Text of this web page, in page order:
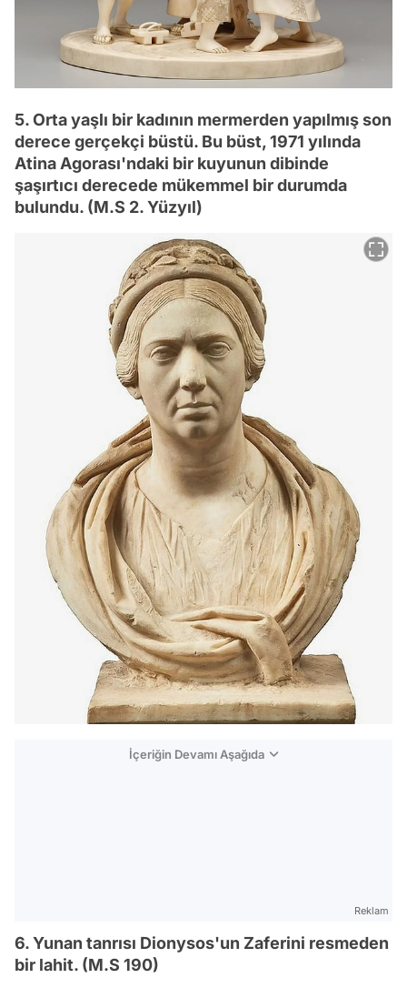
5. Orta yaşlı bir kadının mermerden yapılmış son
derece gerçekçi büstü. Bu büst, 1971 yılında
Atina Agorası'ndaki bir kuyunun dibinde
şaşırtıcı derecede mükemmel bir durumda
bulundu. (M.S 2. Yüzyıl)
İçeriğin Devamı Aşağıda
Reklam
6. Yunan tanrısı Dionysos'un Zaferini resmeden
bir lahit. (M.S 190)